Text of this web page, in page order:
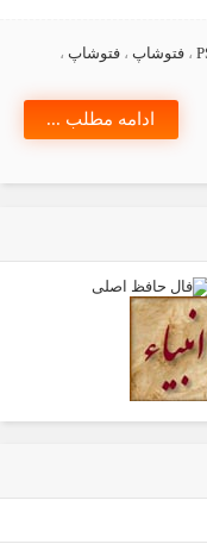
،فتوشاپ ،فتوشاپ ،
ادامه مطلب ...